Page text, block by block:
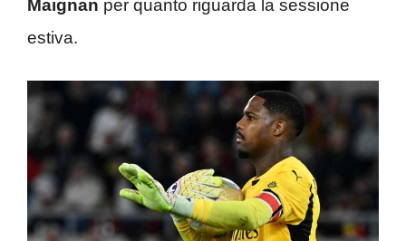
Maignan per quanto riguarda la sessione
estiva.